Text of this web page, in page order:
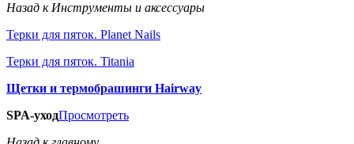
Назад к Инструменты и аксессуары
Терки для пяток. Planet Nails
Терки для пяток. Titania
Щетки и термобрашинги Hairway
SPA-уходПросмотреть